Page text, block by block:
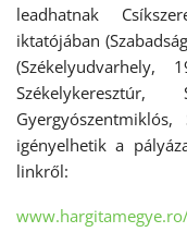
leadhatnak
iktatójában
igényelhetik a
linkről: